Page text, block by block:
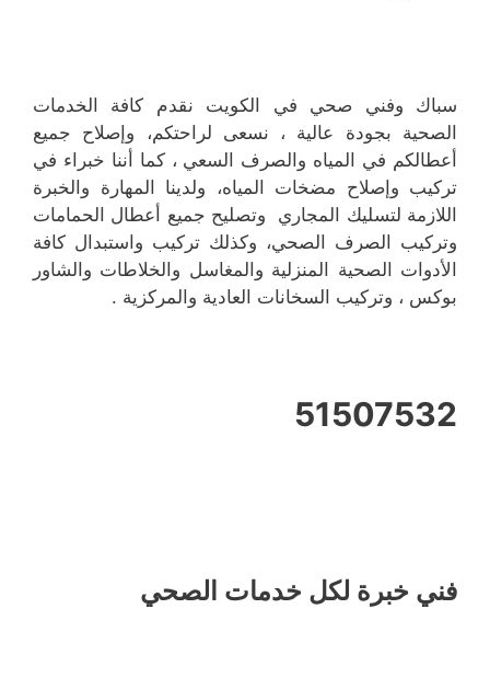
سباك وفني صحي في الكويت نقدم كافة الخدمات
الصحية بجودة عالية ، نسعى لراحتكم، وإصلاح جميع
أعطالكم في المياه والصرف السعي ، كما أننا خبراء في
تركيب وإصلاح مضخات المياه، ولدينا المهارة والخبرة
اللازمة لتسليك المجاري وتصليح جميع أعطال الحمامات
وتركيب الصرف الصحي، وكذلك تركيب واستبدال كافة
الأدوات الصحية المنزلية والمغاسل والخلاطات والشاور
بوكس ، وتركيب السخانات العادية والمركزية .
51507532
فني خبرة لكل خدمات الصحي